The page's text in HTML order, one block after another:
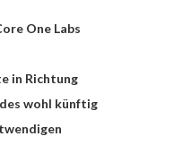
One Labs
in Richtung
wohl künftig